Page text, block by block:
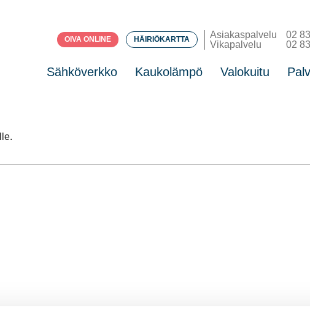
OIVA ONLINE HÄIRIÖKARTTA Asiakaspalvelu
02
Vikapalvelu
02
Sähköverkko Kaukolämpö Valokuitu